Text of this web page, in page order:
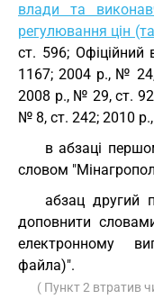
влади та
регулювання цін
ст. 596;
1167; 2004 р., №
2008 р., № 29, ст.
№ 8, ст. 242; 2010
в абзаці
словом
абзац другий
доповнити
електронному
файла)".
( Пункт 2 втратив